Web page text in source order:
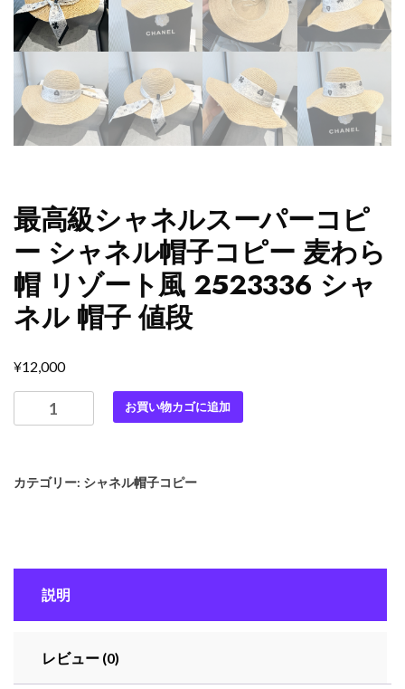
最高級シャネルスーパーコピ
ー シャネル帽子コピー 麦わら
帽 リゾート風 2523336 シャ
ネル 帽子 値段
¥12,000
高
ャ
ー
ー
お買い物カゴに追加
カテゴリー: シャネル帽子コピー
説明
レビュー (0)